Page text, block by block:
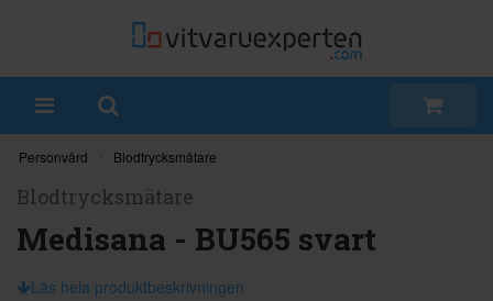
Personvård Blodtrycksmätare
Blodtrycksmätare
Medisana - BU565 svart
Läs hela produktbeskrivningen